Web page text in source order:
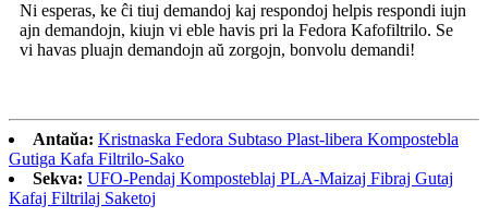
Ni esperas, ke ĉi tiuj demandoj kaj respondoj helpis respondi iujn
ajn demandojn, kiujn vi eble havis pri la Fedora Kafofiltrilo. Se
vi havas pluajn demandojn aŭ zorgojn, bonvolu demandi!
Antaŭa: Kristnaska Fedora Subtaso Plast-libera Kompostebla
Gutiga Kafa Filtrilo-Sako
Sekva: UFO-Pendaj Komposteblaj PLA-Maizaj Fibraj Gutaj
Kafaj Filtrilaj Saketoj